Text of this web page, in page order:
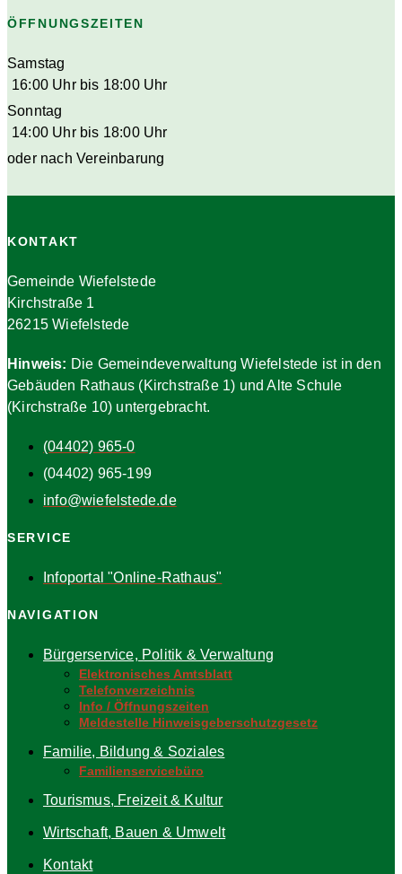
ÖFFNUNGSZEITEN
Samstag
16:00 Uhr bis 18:00 Uhr
Sonntag
14:00 Uhr bis 18:00 Uhr
oder nach Vereinbarung
KONTAKT
Gemeinde Wiefelstede
Kirchstraße 1
26215 Wiefelstede
Hinweis: Die Gemeindeverwaltung Wiefelstede ist in den
Gebäuden Rathaus (Kirchstraße 1) und Alte Schule
(Kirchstraße 10) untergebracht.
(04402) 965-0
(04402) 965-199
info@wiefelstede.de
SERVICE
Infoportal "Online-Rathaus"
NAVIGATION
Bürgerservice, Politik & Verwaltung
Elektronisches Amtsblatt
Telefonverzeichnis
Info / Öffnungszeiten
Meldestelle Hinweisgeberschutzgesetz
Familie, Bildung & Soziales
Familienservicebüro
Tourismus, Freizeit & Kultur
Wirtschaft, Bauen & Umwelt
Kontakt